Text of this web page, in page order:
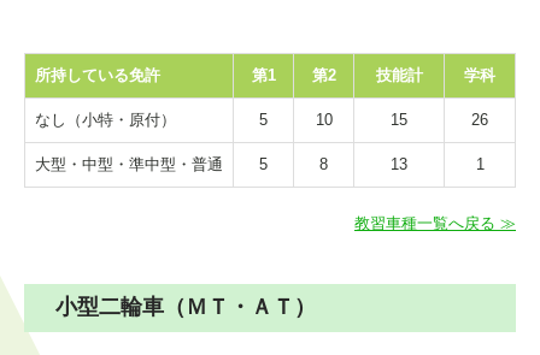
所持している免許 第1 第2 技能計 学科
なし（小特・原付） 5 10 15 26
大型・中型・準中型・普通 5 8 13 1
教習車種一覧へ戻る ≫
小型二輪車（ＭＴ・ＡＴ）